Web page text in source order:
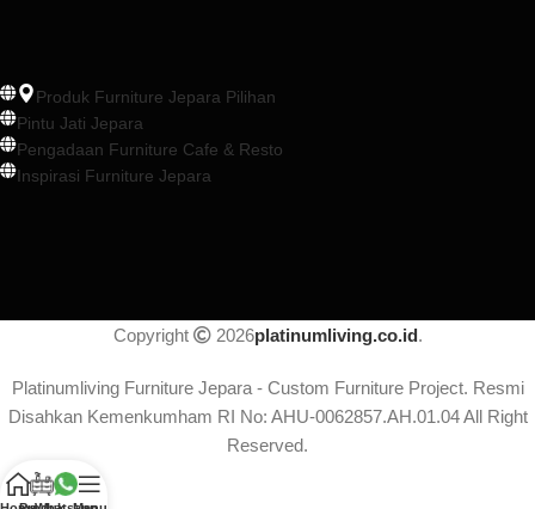
Produk Furniture Jepara Pilihan
Pintu Jati Jepara
Pengadaan Furniture Cafe & Resto
Inspirasi Furniture Jepara
Copyright 2026platinumliving.co.id.
Platinumliving Furniture Jepara - Custom Furniture Project. Resmi
Disahkan Kemenkumham RI No: AHU-0062857.AH.01.04 All Right
Reserved.